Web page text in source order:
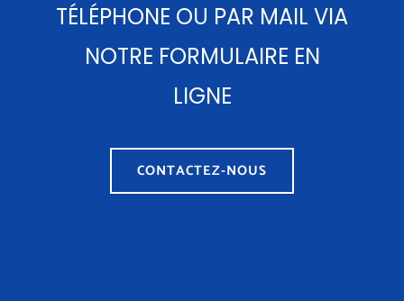
TÉLÉPHONE OU PAR MAIL VIA
NOTRE FORMULAIRE EN
LIGNE
CONTACTEZ-NOUS